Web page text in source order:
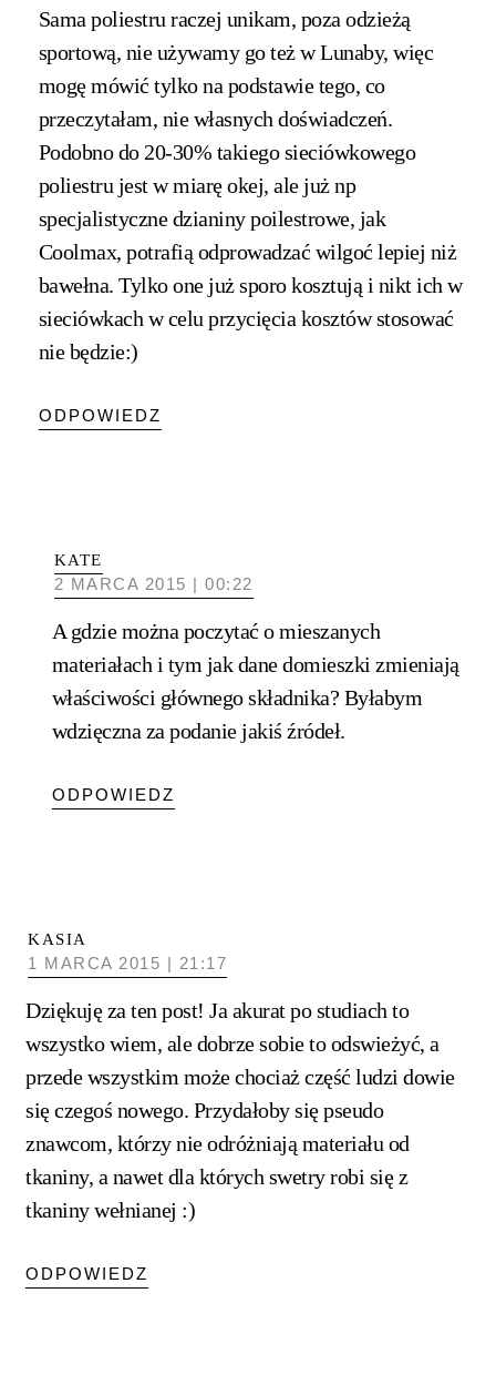
Sama poliestru raczej unikam, poza odzieżą
sportową, nie używamy go też w Lunaby, więc
mogę mówić tylko na podstawie tego, co
przeczytałam, nie własnych doświadczeń.
Podobno do 20-30% takiego sieciówkowego
poliestru jest w miarę okej, ale już np
specjalistyczne dzianiny poilestrowe, jak
Coolmax, potrafią odprowadzać wilgoć lepiej niż
bawełna. Tylko one już sporo kosztują i nikt ich w
sieciówkach w celu przycięcia kosztów stosować
nie będzie:)
ODPOWIEDZ
KATE
2 MARCA 2015 | 00:22
A gdzie można poczytać o mieszanych
materiałach i tym jak dane domieszki zmieniają
właściwości głównego składnika? Byłabym
wdzięczna za podanie jakiś źródeł.
ODPOWIEDZ
KASIA
1 MARCA 2015 | 21:17
Dziękuję za ten post! Ja akurat po studiach to
wszystko wiem, ale dobrze sobie to odswieżyć, a
przede wszystkim może chociaż część ludzi dowie
się czegoś nowego. Przydałoby się pseudo
znawcom, którzy nie odróżniają materiału od
tkaniny, a nawet dla których swetry robi się z
tkaniny wełnianej :)
ODPOWIEDZ